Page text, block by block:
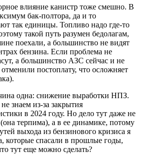
влияние канистр тоже смешно. В
бак-полтора, да и то
так единицы. Топливо надо где-то
такой путь разумен бедолагам,
поехали, а большинство не видят
бензина. Если проблема не
а большинство АЗС сейчас и не
постоплату, что осложняет
одна: снижение выработки НПЗ.
знаем из-за закрытия
в 2024 году. Но дело тут даже не
терпима), а в ее динамике, потому
выхода из бензинового кризиса я
которые спасали в прошлые годы,
тут еще можно сделать?